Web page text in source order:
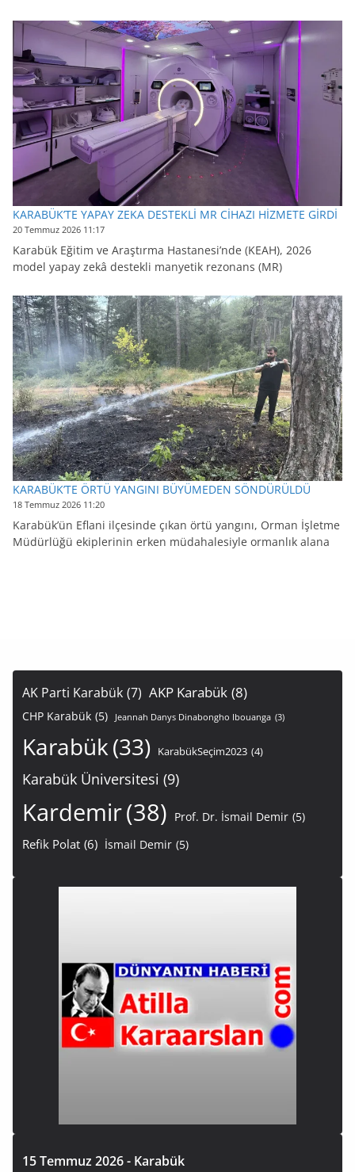
KARABÜK’TE YAPAY ZEKA DESTEKLİ MR CİHAZI HİZMETE GİRDİ
20 Temmuz 2026 11:17
Karabük Eğitim ve Araştırma Hastanesi’nde (KEAH), 2026
model yapay zekâ destekli manyetik rezonans (MR)
KARABÜK’TE ÖRTÜ YANGINI BÜYÜMEDEN SÖNDÜRÜLDÜ
18 Temmuz 2026 11:20
Karabük’ün Eflani ilçesinde çıkan örtü yangını, Orman İşletme
Müdürlüğü ekiplerinin erken müdahalesiyle ormanlık alana
AK Parti Karabük (7) AKP Karabük (8)
CHP Karabük (5) Jeannah Danys Dinabongho Ibouanga (3)
Karabük(33) KarabükSeçim2023 (4)
Karabük Üniversitesi (9)
Kardemir(38) Prof. Dr. İsmail Demir (5)
Refik Polat (6) İsmail Demir (5)
15 Temmuz 2026 - Karabük